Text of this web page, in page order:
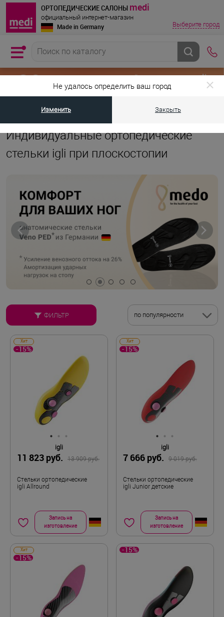
Не удалось определить ваш город
Изменить Закрыть
ОРТОПЕДИЧЕСКИЕ САЛОНЫ medi
официальный интернет-магазин
Made in Germany Выберите город
Главная страница • Ортопедические стельки при
Индивидуальные ортопедические
стельки igli при плоскостопии
ФИЛЬТР по популярности
Хит
-15%
igli
11 823 руб. 13 909 руб.
Стельки ортопедические
igli Allround
Запись на
изготовление
Хит
-15%
igli
7 666 руб. 9 019 руб.
Стельки ортопедические
igli Junior детские
Запись на
изготовление
Хит
-15%
-15%